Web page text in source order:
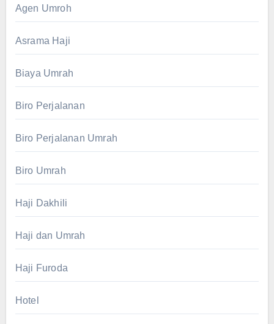
Agen Umroh
Asrama Haji
Biaya Umrah
Biro Perjalanan
Biro Perjalanan Umrah
Biro Umrah
Haji Dakhili
Haji dan Umrah
Haji Furoda
Hotel